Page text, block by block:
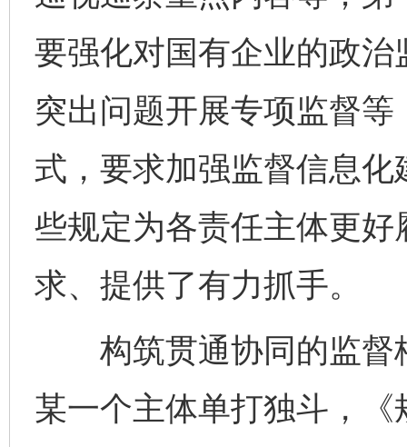
要强化对国有企业的政
突出问题开展专项监督
式，要求加强监督信息
些规定为各责任主体更
求、提供了有力抓手。
构筑贯通协同的监督
某一个主体单打独斗，